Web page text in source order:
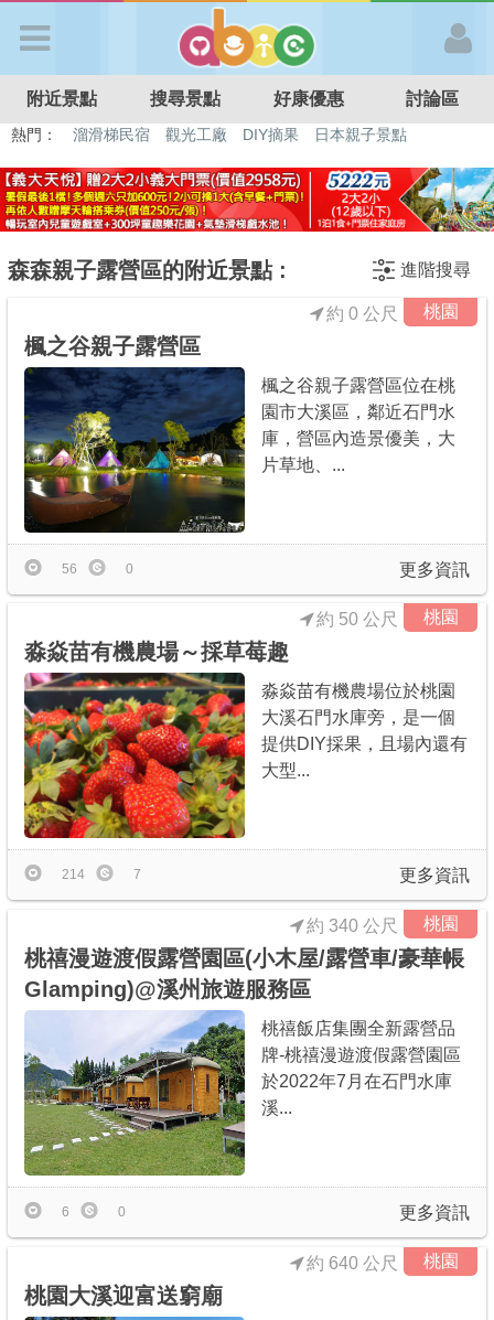
APP登入
首 頁
最新消息
最新留言
商家合作
推薦景點
討論區
聯絡我們
APP下載
附近景點 搜尋景點 好康優惠 討論區
熱門： 溜滑梯民宿 觀光工廠 DIY摘果
日本親子景點
森森親子露營區的附近景點 : 進階搜尋
桃園
約 0 公尺
楓之谷親子露營區
楓之谷親子露營區位在桃
園市大溪區，鄰近石門水
庫，營區內造景優美，大
片草地、...
更多資訊
56 0
桃園
約 50 公尺
淼焱苗有機農場～採草莓趣
淼焱苗有機農場位於桃園
大溪石門水庫旁，是一個
提供DIY採果，且場內還有
大型...
更多資訊
214 7
桃園
約 340 公尺
桃禧漫遊渡假露營園區(小木屋/露營車/豪華帳
Glamping)@溪州旅遊服務區
桃禧飯店集團全新露營品
牌-桃禧漫遊渡假露營園區
於2022年7月在石門水庫
溪...
更多資訊
6 0
桃園
約 640 公尺
桃園大溪迎富送窮廟